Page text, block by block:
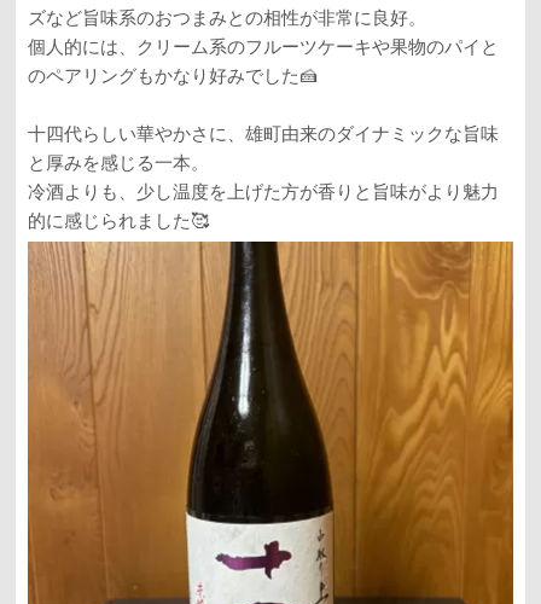
ズなど旨味系のおつまみとの相性が非常に良好。
個人的には、クリーム系のフルーツケーキや果物のパイと
のペアリングもかなり好みでした🍰
十四代らしい華やかさに、雄町由来のダイナミックな旨味
と厚みを感じる一本。
冷酒よりも、少し温度を上げた方が香りと旨味がより魅力
的に感じられました🥰